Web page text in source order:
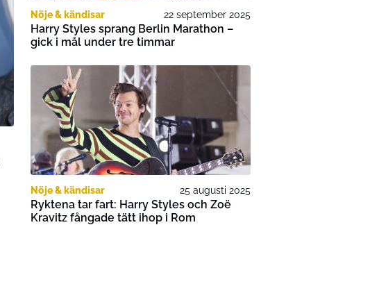
Nöje & kändisar 22 september 2025
Harry Styles sprang Berlin Marathon –
gick i mål under tre timmar
Nöje & kändisar 25 augusti 2025
Ryktena tar fart: Harry Styles och Zoë
Kravitz fångade tätt ihop i Rom